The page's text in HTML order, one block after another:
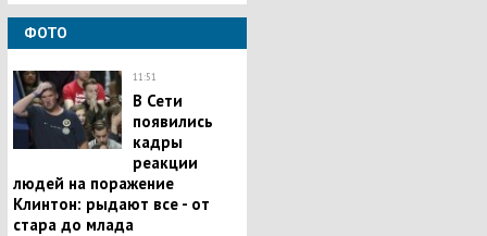
ФОТО
11:51
В Сети
появились
кадры
реакции
людей на поражение
Клинтон: рыдают все - от
стара до млада